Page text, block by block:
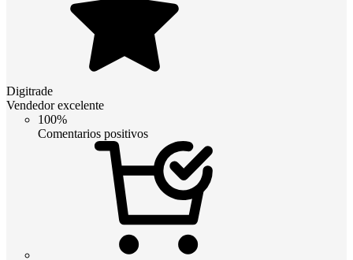
Digitrade
Vendedor excelente
100%
Comentarios positivos